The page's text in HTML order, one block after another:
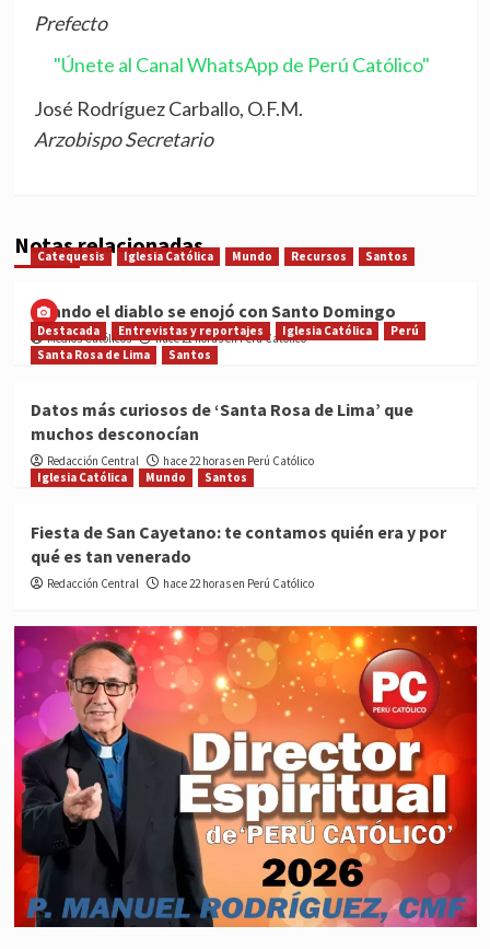
Prefecto
"Únete al Canal WhatsApp de Perú Católico"
José Rodríguez Carballo, O.F.M.
Arzobispo Secretario
Notas relacionadas
Catequesis Iglesia Católica Mundo Recursos Santos
Cuando el diablo se enojó con Santo Domingo
Medios Católicos hace 21 horas en Perú Católico
Destacada Entrevistas y reportajes Iglesia Católica
Perú
Santa Rosa de Lima
Santos
Datos más curiosos de ‘Santa Rosa de Lima’ que
muchos desconocían
Redacción Central
hace 22 horas en Perú Católico
Iglesia Católica
Mundo Santos
Fiesta de San Cayetano: te contamos quién era y por
qué es tan venerado
Redacción Central hace 22 horas en Perú Católico